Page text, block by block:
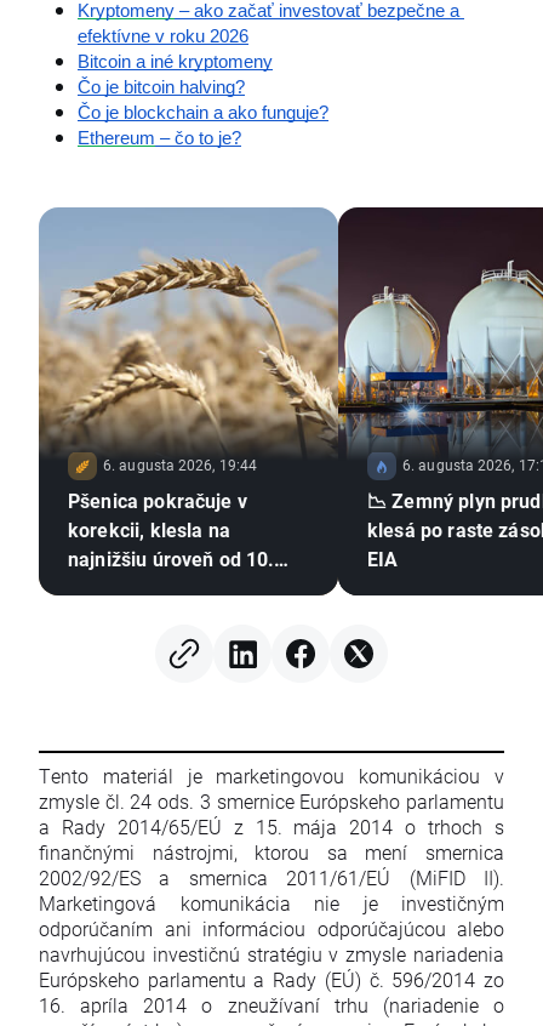
Kryptomeny – ako začať investovať bezpečne a
efektívne v roku 2026
Bitcoin a iné kryptomeny
Čo je bitcoin halving?
Čo je blockchain a ako funguje?
Ethereum – čo to je?
6. augusta 2026, 19:44
Pšenica pokračuje v
korekcii, klesla na
najnižšiu úroveň od 10.
centre pozornosti
6. augusta 2026,
📉 Zemný plyn
klesá po raste
EIA
Tento materiál je marketingovou komunikáciou v
zmysle čl. 24 ods. 3 smernice Európskeho parlamentu
a Rady 2014/65/EÚ z 15. mája 2014 o trhoch s
finančnými nástrojmi, ktorou sa mení smernica
2002/92/ES a smernica 2011/61/EÚ (MiFID II).
Marketingová komunikácia nie je investičným
odporúčaním ani informáciou odporúčajúcou alebo
navrhujúcou investičnú stratégiu v zmysle nariadenia
Európskeho parlamentu a Rady (EÚ) č. 596/2014 zo
16. apríla 2014 o zneužívaní trhu (nariadenie o